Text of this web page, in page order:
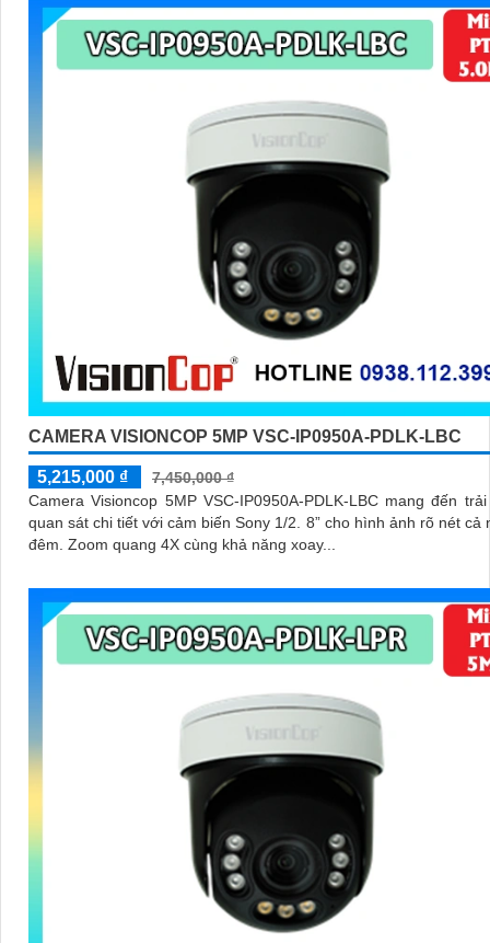
CAMERA VISIONCOP 5MP VSC-IP0950A-PDLK-LBC
5,215,000 ₫
7,450,000 ₫
Camera Visioncop 5MP VSC-IP0950A-PDLK-LBC mang đến
quan sát chi tiết với cảm biến Sony 1/2. 8” cho hình ảnh rõ nét cả
đêm. Zoom quang 4X cùng khả năng xoay...